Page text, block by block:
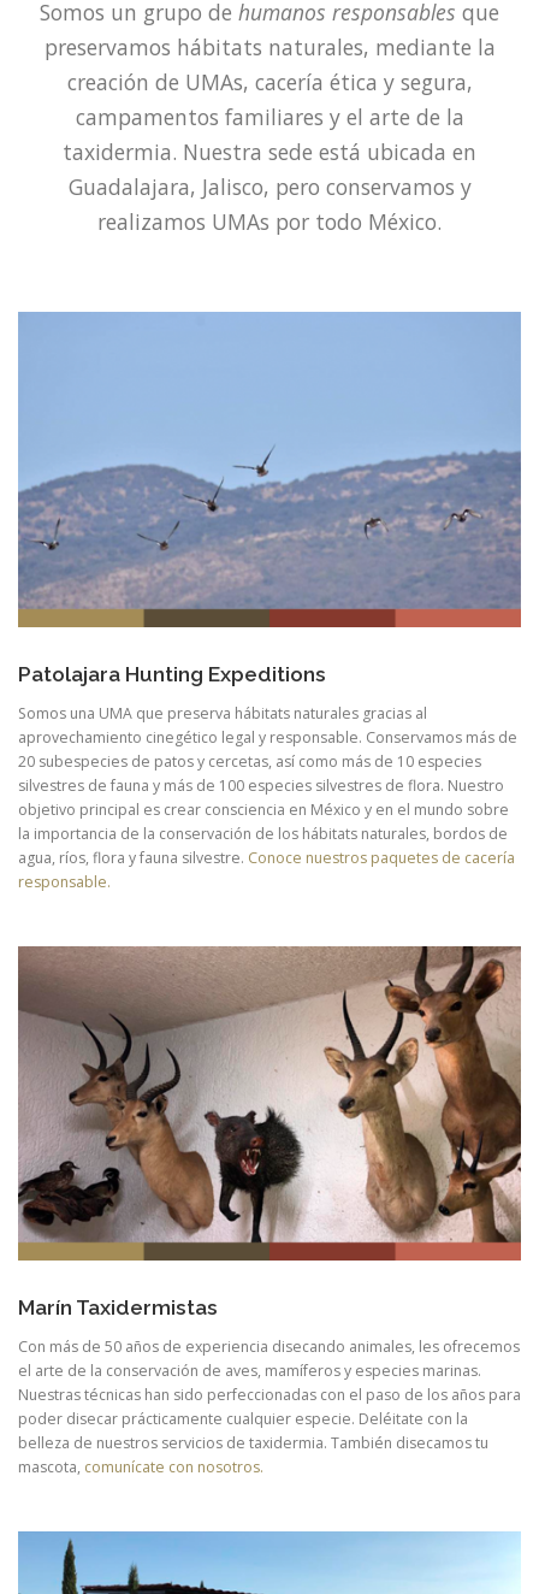
Somos un grupo de humanos responsables que
preservamos hábitats naturales, mediante la
creación de UMAs, cacería ética y segura,
campamentos familiares y el arte de la
taxidermia. Nuestra sede está ubicada en
Guadalajara, Jalisco, pero conservamos y
realizamos UMAs por todo México.
Patolajara Hunting Expeditions
Somos una UMA que preserva hábitats naturales gracias al
aprovechamiento cinegético legal y responsable. Conservamos más de
20 subespecies de patos y cercetas, así como más de 10 especies
silvestres de fauna y más de 100 especies silvestres de flora. Nuestro
objetivo principal es crear consciencia en México y en el mundo sobre
la importancia de la conservación de los hábitats naturales, bordos de
agua, ríos, flora y fauna silvestre. Conoce nuestros paquetes de cacería
responsable.
Marín Taxidermistas
Con más de 50 años de experiencia disecando animales, les ofrecemos
el arte de la conservación de aves, mamíferos y especies marinas.
Nuestras técnicas han sido perfeccionadas con el paso de los años para
poder disecar prácticamente cualquier especie. Deléitate con la
belleza de nuestros servicios de taxidermia. También disecamos tu
mascota, comunícate con nosotros.